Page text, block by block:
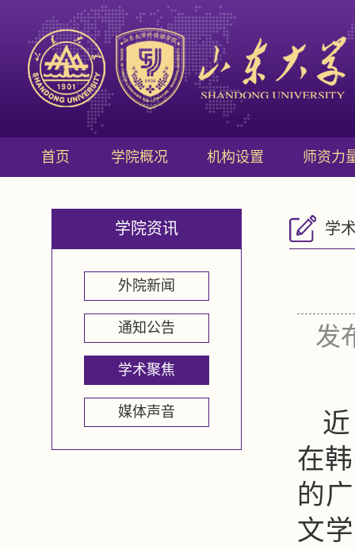
首页 学院概况 机构设置 师资力
学院资讯
外院新闻
通知公告
学术聚焦
媒体声音
学
发
在
的
文